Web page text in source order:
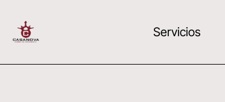
contenido
Servicios